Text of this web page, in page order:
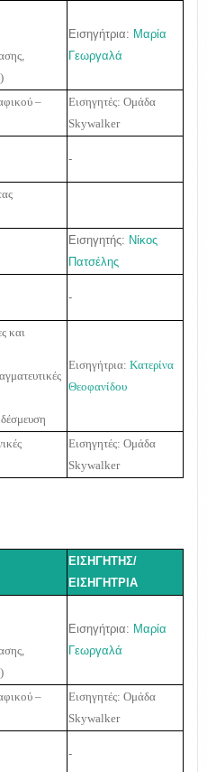
Εισηγήτρια: Μαρία
Γεωργαλά
–
Εισηγητές: Ομάδα
Skywalker
-
Εισηγητής: Νίκος
Πατσέλης
-
και
Εισηγήτρια: Κατερίνα
Θεοφανίδου
Εισηγητές: Ομάδα
Skywalker
ΕΙΣΗΓΗΤΗΣ/
ΕΙΣΗΓΗΤΡΙΑ
Εισηγήτρια: Μαρία
Γεωργαλά
–
Εισηγητές: Ομάδα
Skywalker
-